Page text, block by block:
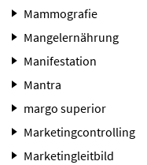
Mammografie
Mangelernährung
Manifestation
Mantra
margo superior
Marketingcontrolling
Marketingleitbild